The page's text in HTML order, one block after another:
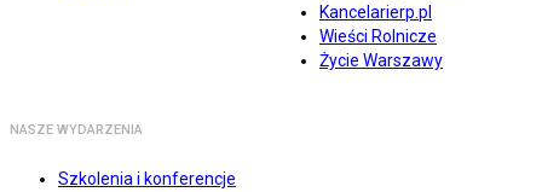
Kancelarierp.pl
Wieści Rolnicze
Życie Warszawy
NASZE WYDARZENIA
Szkolenia i konferencje